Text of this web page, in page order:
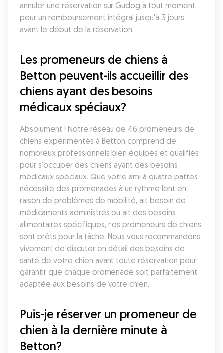
annuler une réservation sur Gudog à tout moment
pour un remboursement intégral jusqu'à 3 jours
avant le début de la réservation.
Les promeneurs de chiens à
Betton peuvent-ils accueillir des
chiens ayant des besoins
médicaux spéciaux?
Absolument ! Notre réseau de 46 promeneurs de
chiens expérimentés à Betton comprend de
nombreux professionnels bien équipés et qualifiés
pour s'occuper des chiens ayant des besoins
médicaux spéciaux. Que votre ami à quatre pattes
nécessite des promenades à un rythme lent en
raison de problèmes de mobilité, ait besoin de
médicaments administrés ou ait des besoins
alimentaires spécifiques, nos promeneurs de chiens
sont prêts pour la tâche. Nous vous recommandons
vivement de discuter en détail des besoins de
santé de votre chien avant toute réservation pour
garantir que chaque promenade soit parfaitement
adaptée aux besoins de votre chien.
Puis-je réserver un promeneur de
chien à la dernière minute à
Betton?